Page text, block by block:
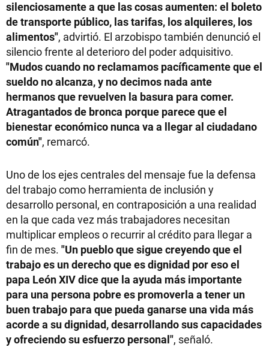
silenciosamente a que las cosas aumenten: el boleto
de transporte público, las tarifas, los alquileres, los
alimentos", advirtió. El arzobispo también denunció el
silencio frente al deterioro del poder adquisitivo.
"Mudos cuando no reclamamos pacíficamente que el
sueldo no alcanza, y no decimos nada ante
hermanos que revuelven la basura para comer.
Atragantados de bronca porque parece que el
bienestar económico nunca va a llegar al ciudadano
común", remarcó.
Uno de los ejes centrales del mensaje fue la defensa
del trabajo como herramienta de inclusión y
desarrollo personal, en contraposición a una realidad
en la que cada vez más trabajadores necesitan
multiplicar empleos o recurrir al crédito para llegar a
fin de mes. "Un pueblo que sigue creyendo que el
trabajo es un derecho que es dignidad por eso el
papa León XIV dice que la ayuda más importante
para una persona pobre es promoverla a tener un
buen trabajo para que pueda ganarse una vida más
acorde a su dignidad, desarrollando sus capacidades
y ofreciendo su esfuerzo personal", señaló.